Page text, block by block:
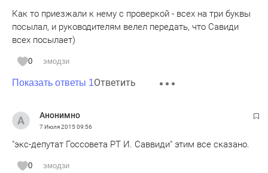
Как то приезжали к нему с проверкой - всех на три буквы
посылал, и руководителям велел передать, что Савиди
всех посылает)
0 эмодзи
Показать ответы 1Ответить
Анонимно
7 Июля 201509:56
"экс-депутат Госсовета РТ И. Саввиди" этим все сказано.
0 эмодзи